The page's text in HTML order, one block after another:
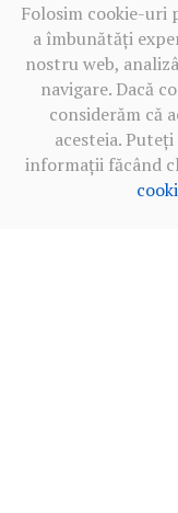
Folosim cookie-
a îmbunătăți
nostru web,
navigare. Dacă
considerăm că
acesteia.
informații făcând